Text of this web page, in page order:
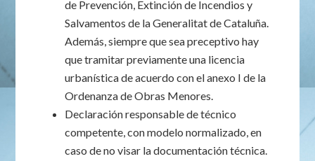
de Prevención, Extinción de Incendios y
Salvamentos de la Generalitat de Cataluña.
Además, siempre que sea preceptivo hay
que tramitar previamente una licencia
urbanística de acuerdo con el anexo I de la
Ordenanza de Obras Menores.
Declaración responsable de técnico
competente, con modelo normalizado, en
caso de no visar la documentación técnica.